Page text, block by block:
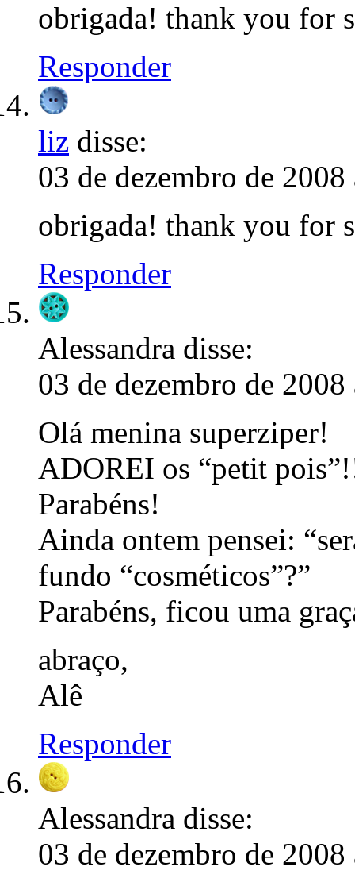
obrigada! thank you for
Responder
liz disse:
03 de dezembro de 2008
obrigada! thank you for
Responder
Alessandra disse:
03 de dezembro de 2008
Olá menina superziper!
ADOREI os “petit
Parabéns!
Ainda ontem pensei:
fundo “cosméticos”?”
Parabéns, ficou uma
abraço,
Alê
Responder
Alessandra disse:
03 de dezembro de 2008